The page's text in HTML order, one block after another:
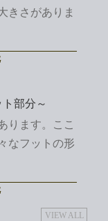
きさがありま
部分～
ります。ここ
なフットの形
VIEW ALL